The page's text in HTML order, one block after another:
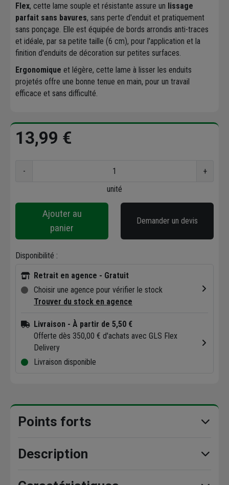
Flex, cette lame souple et résistante assure un lissage
parfait sans bavures, sans perte d'enduit et pratiquement
sans ponçage. Elle est équipée de bords arrondis anti-traces
et idéale, par sa petite taille (6 cm), pour l'application et la
finition d'enduits de décoration sur petites surfaces.
Ergonomique et légère, cette lame à lisser les enduits
projetés offre une bonne tenue en main, pour un travail
efficace et sans difficulté.
13,99 €
-
+
unité
Ajouter au
panier
Demander un devis
Disponibilité :
Retrait en agence - Gratuit
Choisir une agence pour vérifier le stock
Trouver du stock en agence
Livraison - À partir de 5,50 €
Offerte dès 350,00 € d'achats avec GLS Flex
Delivery
Livraison disponible
Points forts
Description